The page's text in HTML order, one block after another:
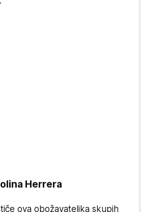
Herrera
ova obožavateljka skupih